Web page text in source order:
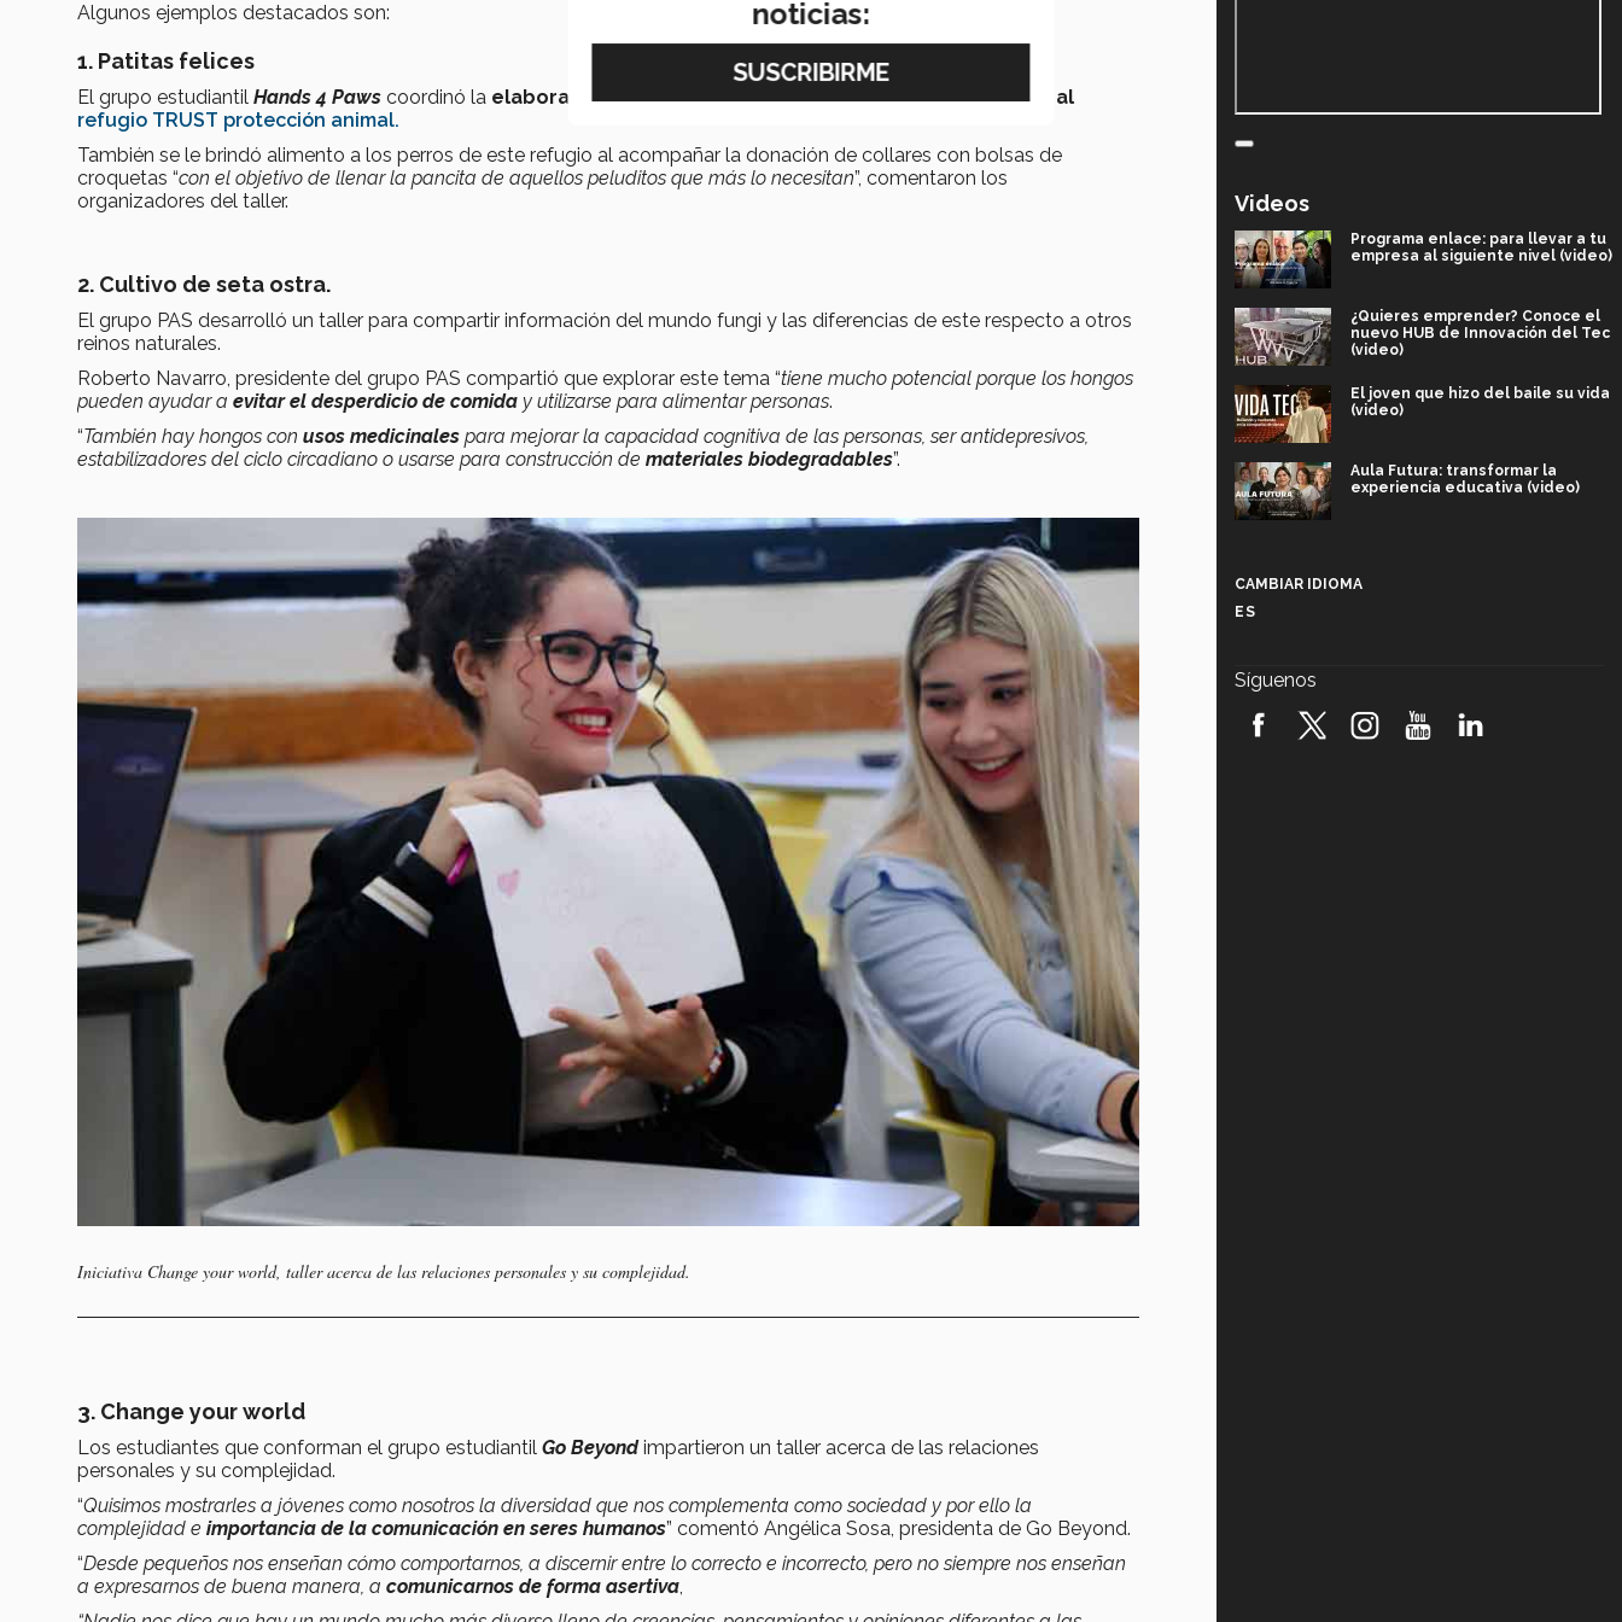
Algunos ejemplos destacados son:
1. Patitas felices
El grupo estudiantil Hands 4 Paws coordinó la elaboración de collares para perros, que fuerondonados al
refugio TRUST protección animal.
También se le brindó alimento a los perros de este refugio al acompañar la donación de collares con bolsas de
croquetas “con el objetivo de llenar la pancita de aquellos peluditos que más lo necesitan”, comentaron los
organizadores del taller.
2. Cultivo de seta ostra.
El grupo PAS desarrolló un taller para compartir información del mundo fungi y las diferencias de este respecto a otros
reinos naturales.
Roberto Navarro, presidente del grupo PAS compartió que explorar este tema “tiene mucho potencial porque los hongos
pueden ayudar a evitar el desperdicio de comida y utilizarse para alimentar personas.
“También hay hongos con usos medicinales para mejorar la capacidad cognitiva de las personas, ser antidepresivos,
estabilizadores del ciclo circadiano o usarse para construcción de materiales biodegradables”.
Iniciativa Change your world, taller acerca de las relaciones personales y su complejidad.
3. Change your world
Los estudiantes que conforman el grupo estudiantil Go Beyondimpartieron un taller acerca de las relaciones
personales y su complejidad.
“Quisimos mostrarles a jóvenes como nosotros la diversidad que nos complementa como sociedad y por ello la
complejidad e importancia de la comunicación en seres humanos” comentó Angélica Sosa, presidenta de Go Beyond.
“Desde pequeños nos enseñan cómo comportarnos, a discernir entre lo correcto e incorrecto, pero no siempre nos enseñan
a expresarnos de buena manera, a comunicarnos de forma asertiva,
Videos
Programa enlace: para llevar a tu
empresa al siguiente nivel (video)
¿Quieres emprender? Conoce el
nuevo HUB de Innovación del Tec
(video)
El joven que hizo del baile su vida
(video)
Aula Futura: transformar la
experiencia educativa (video)
robótica FIRST 2026! (video)
CAMBIAR IDIOMA
ES
Síguenos
noticias: